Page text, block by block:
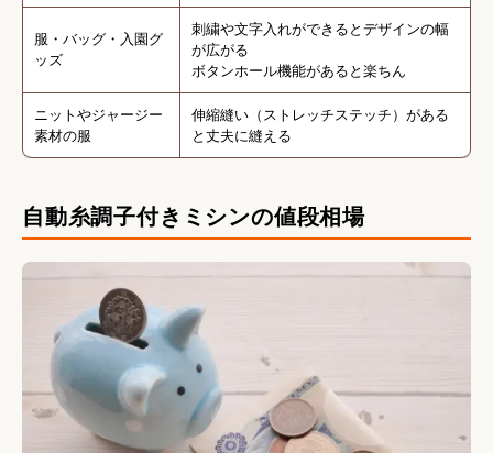
服・バッグ・入園グ
ッズ
刺繍や文字入れができるとデザインの幅
が広がる
ボタンホール機能があると楽ちん
ニットやジャージー
素材の服
伸縮縫い（ストレッチステッチ）がある
と丈夫に縫える
自動糸調子付きミシンの値段相場